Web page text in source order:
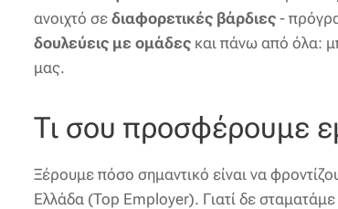
ανοιχτό σε διαφορετικές βάρδιες -
δουλεύεις με ομάδες και πάνω από όλα:
μας.
Τι σου προσφέρουμε
Ξέρουμε πόσο σημαντικό είναι να
Ελλάδα (Top Employer). Γιατί δε